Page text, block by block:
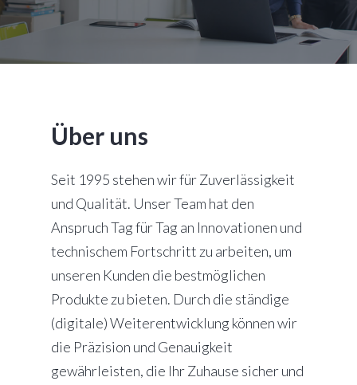
Über uns
Seit 1995 stehen wir für Zuverlässigkeit
und Qualität. Unser Team hat den
Anspruch Tag für Tag an Innovationen und
technischem Fortschritt zu arbeiten, um
unseren Kunden die bestmöglichen
Produkte zu bieten. Durch die ständige
(digitale) Weiterentwicklung können wir
die Präzision und Genauigkeit
gewährleisten, die Ihr Zuhause sicher und